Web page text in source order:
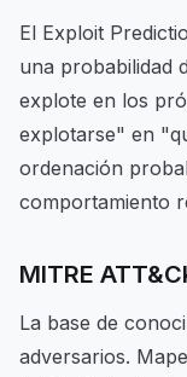
El Exploit
una probabilidad
explote en los
explotarse" en
ordenación
comportamiento
MITRE
La base de
adversarios.